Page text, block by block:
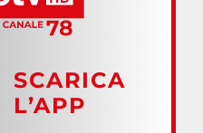
SCARICA
L’APP